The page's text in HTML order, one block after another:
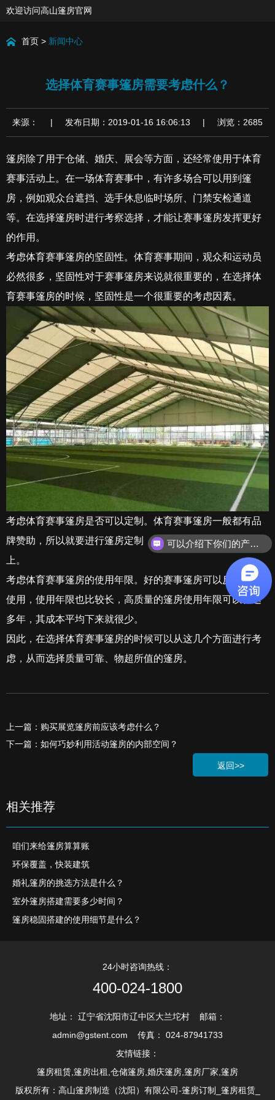
欢迎访问高山篷房官网
首页 > 新闻中心
选择体育赛事篷房需要考虑什么？
来源： | 发布日期：2019-01-16 16:06:13 | 浏览：2685
篷房除了用于仓储、婚庆、展会等方面，还经常使用于体育
赛事活动上。在一场体育赛事中，有许多场合可以用到篷
房，例如观众台遮挡、选手休息临时场所、门禁安检通道
等。在选择篷房时进行考察选择，才能让赛事篷房发挥更好
的作用。
考虑体育赛事篷房的坚固性。体育赛事期间，观众和运动员
必然很多，坚固性对于赛事篷房来说就很重要的，在选择体
育赛事篷房的时候，坚固性是一个很重要的考虑因素。
考虑体育赛事篷房是否可以定制。体育赛事篷房一般都有品
牌赞助，所以就要进行篷房定制，把logo印制在篷房篷布
上。
考虑体育赛事篷房的使用年限。好的赛事篷房可以反复拆卸
使用，使用年限也比较长，高质量的篷房使用年限可以长达
多年，其成本平均下来就很少。
因此，在选择体育赛事篷房的时候可以从这几个方面进行考
虑，从而选择质量可靠、物超所值的篷房。
上一篇：购买展览篷房前应该考虑什么？
下一篇：如何巧妙利用活动篷房的内部空间？
返回>>
相关推荐
咱们来给篷房算算账
环保覆盖，快装建筑
婚礼篷房的挑选方法是什么？
室外篷房搭建需要多少时间？
篷房稳固搭建的使用细节是什么？
24小时咨询热线：
400-024-1800
地址： 辽宁省沈阳市辽中区大兰坨村 邮箱：
admin@gstent.com 传真： 024-87941733
友情链接：
篷房租赁,篷房出租,仓储篷房,婚庆篷房,篷房厂家,篷房
版权所有：高山篷房制造（沈阳）有限公司-篷房订制_篷房租赁_
可以介绍下你们的产品么？